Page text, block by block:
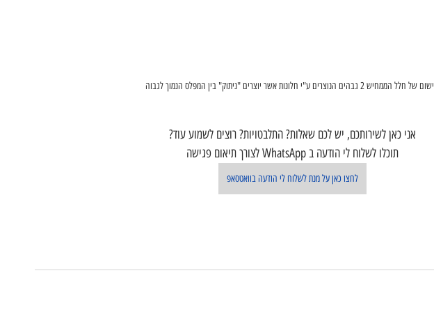
אני כאן לשירותכם, יש לכם שאלות? התלבטויות? רוצים לשמוע עוד?
תוכלו לשלוח לי הודעה ב WhatsApp לצורך תיאום פגישה
לחצו כאן על מנת לשלוח לי הודעה בוואטסאפ